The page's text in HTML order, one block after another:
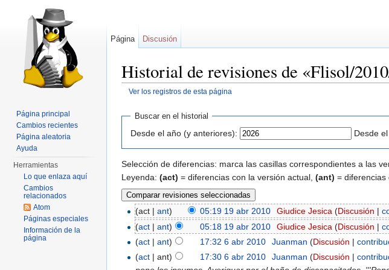
Historial de revisiones de «Flisol/
Ver los registros de esta página
Buscar en el historial
Desde el año (y anteriores): Desde
Selección de diferencias: marca las casillas correspondientes a las
Leyenda: (act) = diferencias con la versión actual, (ant) = diferencias
(act |ant) 05:19 19 abr 2010 Giudice Jesica (Discusión |
(act |ant) 05:18 19 abr 2010 Giudice Jesica (Discusión |
(act |ant) 17:32 6 abr 2010 Juanman (Discusión |
(act | ant) 17:30 6 abr 2010 Juanman (Discusión |
Página Discusión
Página principal
Cambios recientes
Página aleatoria
Ayuda
Herramientas
Lo que enlaza aquí
Cambios
relacionados
Atom
Páginas especiales
Información de la
página